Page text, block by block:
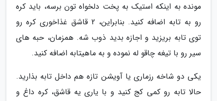
مونده به اینکه استیک به پخت دلخواه تون برسه، باید کره
رو به تابه اضافه کنید. بنابراین، 2 قاشق غذاخوری کره رو
توی تابه بریزید و اجازه بدید ذوب شه. همزمان، حبه های
سیر رو با تیغه چاقو له نموده و به ماهیتابه اضافه کنید.
یکی دو شاخه رزماری یا آویشن تازه هم داخل تابه بذارید.
حالا تابه رو کمی کج کنید و با یاری یه قاشق، کره داغ و